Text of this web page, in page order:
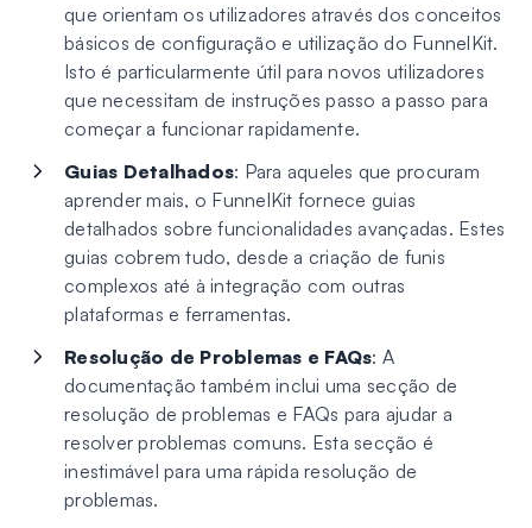
que orientam os utilizadores através dos conceitos
básicos de configuração e utilização do FunnelKit.
Isto é particularmente útil para novos utilizadores
que necessitam de instruções passo a passo para
começar a funcionar rapidamente.
Guias Detalhados: Para aqueles que procuram
aprender mais, o FunnelKit fornece guias
detalhados sobre funcionalidades avançadas. Estes
guias cobrem tudo, desde a criação de funis
complexos até à integração com outras
plataformas e ferramentas.
Resolução de Problemas e FAQs: A
documentação também inclui uma secção de
resolução de problemas e FAQs para ajudar a
resolver problemas comuns. Esta secção é
inestimável para uma rápida resolução de
problemas.